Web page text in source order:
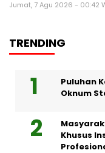
Jumat, 7 Agu 2026 - 00:42
TRENDING
Puluhan
Oknum
Khusus